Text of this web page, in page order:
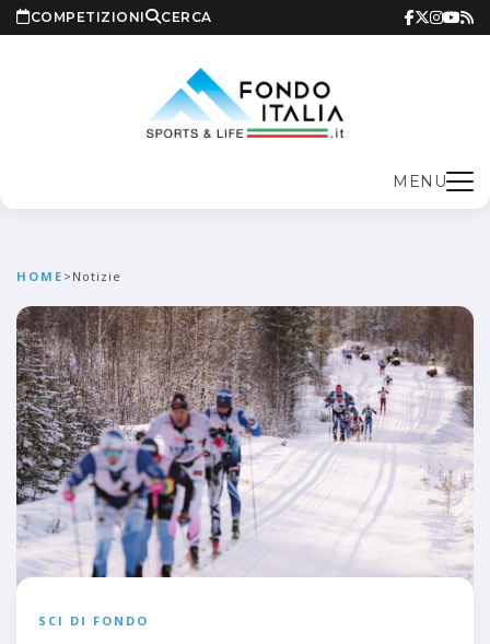
COMPETIZIONI CERCA
MENU
HOME > Notizie
SCI DI FONDO